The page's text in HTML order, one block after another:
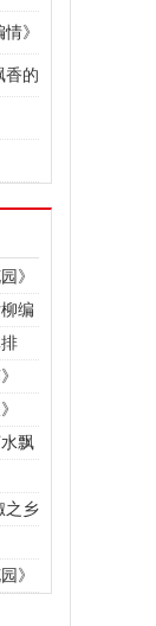
》
香的
》
编
飘
之乡
》